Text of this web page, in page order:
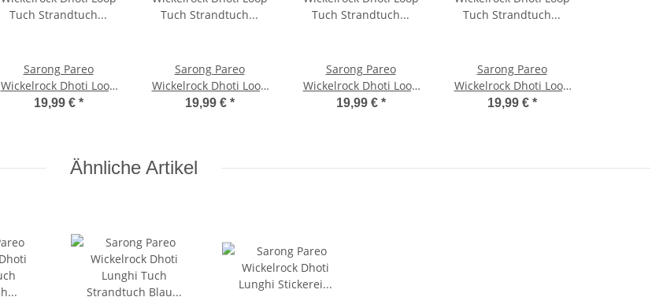
Sarong Pareo
Wickelrock Dhoti Loop
Tuch Strandtuch
19,99 € *
Sarong Pareo
Wickelrock Dhoti Loop
Tuch Strandtuch
19,99 € *
Sarong Pareo
Wickelrock Dhoti Loop
Tuch Strandtuch
19,99 € *
Sarong Pareo
Wickelrock Dhoti Loop
Tuch Strandtuch
19,99 € *
Ähnliche Artikel